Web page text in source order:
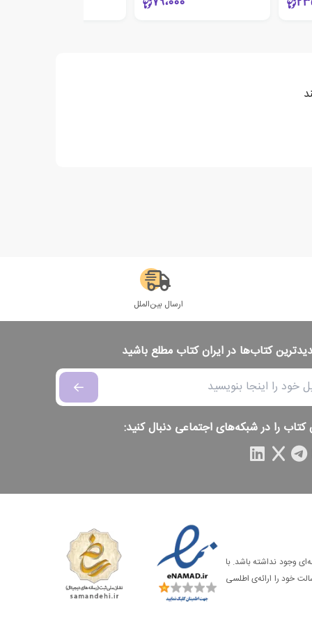
ارسال بین‌الملل
کتاب‌ها در ایران کتاب مطلع باشید
کتاب را در شبکه‌های اجتماعی دنبال کنید:
وجود نداشته باشد. با
خود را ارائه‌ی اطلسی